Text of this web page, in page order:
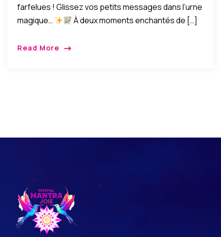
farfelues ! Glissez vos petits messages dans l’urne
magique…
À deux moments enchantés de […]
Read More